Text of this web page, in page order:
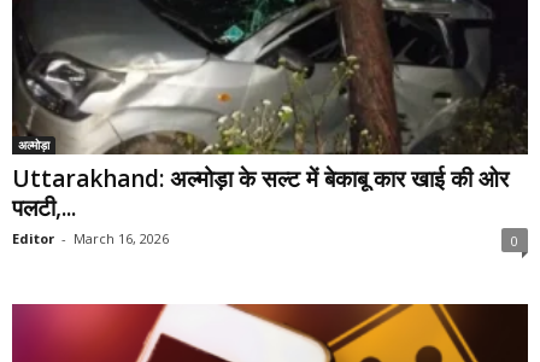
अल्मोड़ा
Uttarakhand: अल्मोड़ा के सल्ट में बेकाबू कार खाई की ओर
पलटी,...
Editor - March 16, 2026 0